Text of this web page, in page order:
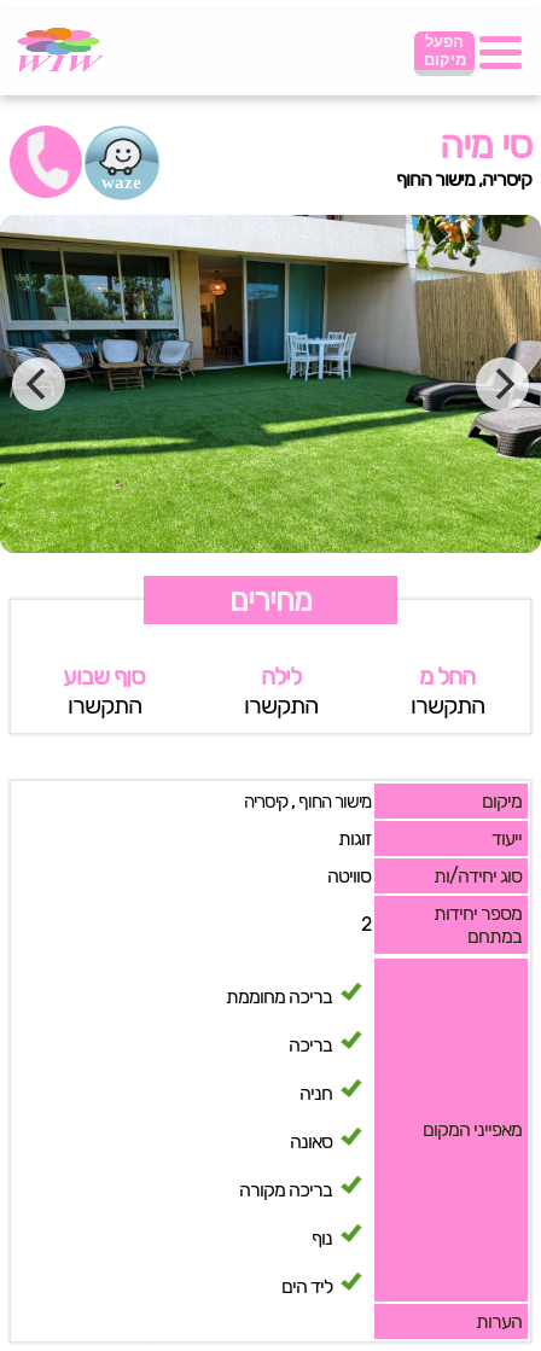
הפעל
מיקום
סי מיה
קיסריה, מישור החוף
מחירים
החל מ
התקשרו
לילה
התקשרו
סןף שבוע
התקשרו
מיקום מישור החוף,קיסריה
ייעוד
זוגות
סוג יחידה/ות
סוויטה
מספר יחידות
במתחם
2
מאפייני המקום
בריכה מחוממת
בריכה
חניה
סאונה
בריכה מקורה
נוף
ליד הים
הערות